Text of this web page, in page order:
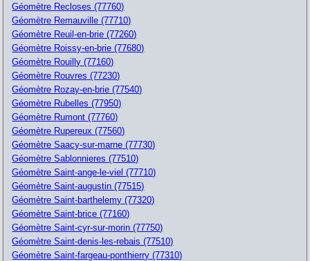
Géomètre Recloses (77760)
Géomètre Remauville (77710)
Géomètre Reuil-en-brie (77260)
Géomètre Roissy-en-brie (77680)
Géomètre Rouilly (77160)
Géomètre Rouvres (77230)
Géomètre Rozay-en-brie (77540)
Géomètre Rubelles (77950)
Géomètre Rumont (77760)
Géomètre Rupereux (77560)
Géomètre Saacy-sur-marne (77730)
Géomètre Sablonnieres (77510)
Géomètre Saint-ange-le-viel (77710)
Géomètre Saint-augustin (77515)
Géomètre Saint-barthelemy (77320)
Géomètre Saint-brice (77160)
Géomètre Saint-cyr-sur-morin (77750)
Géomètre Saint-denis-les-rebais (77510)
Géomètre Saint-fargeau-ponthierry (77310)